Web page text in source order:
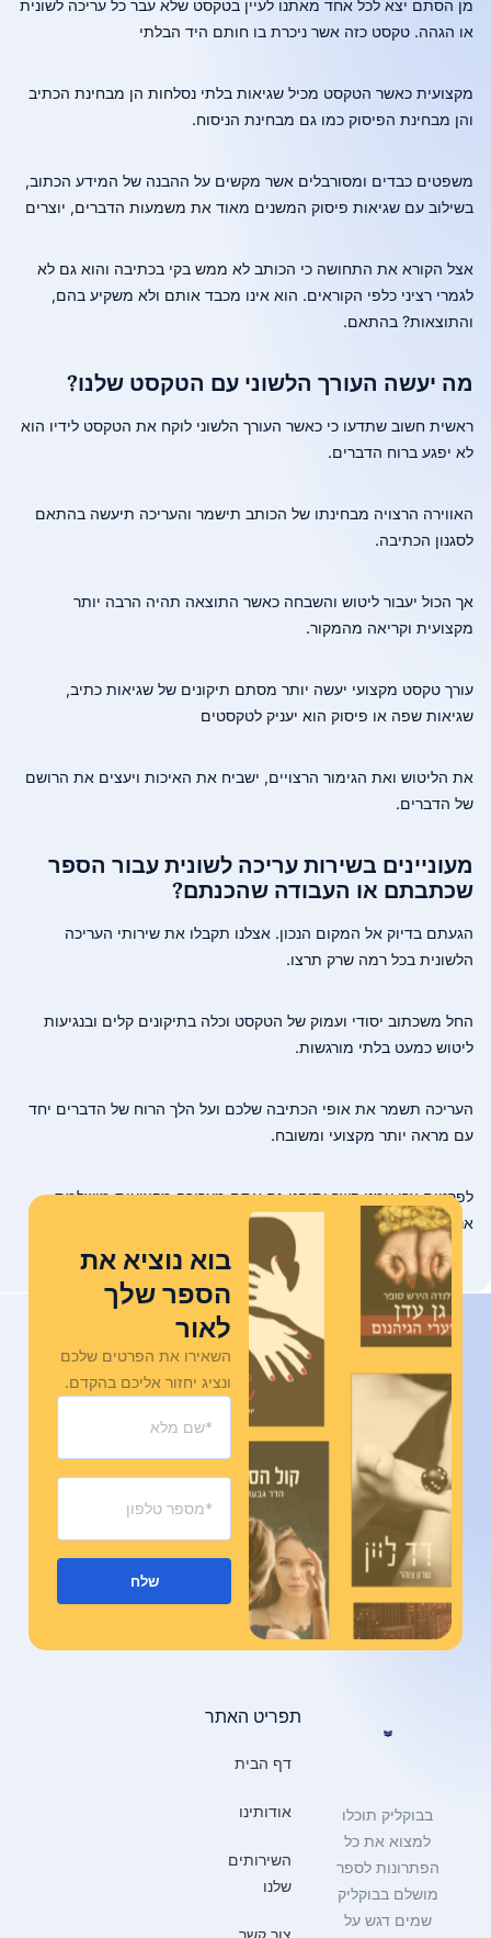
מן הסתם יצא לכל אחד מאתנו לעיין בטקסט שלא עבר כל עריכה לשונית
או הגהה. טקסט כזה אשר ניכרת בו חותם היד הבלתי
מקצועית כאשר הטקסט מכיל שגיאות בלתי נסלחות הן מבחינת הכתיב
והן מבחינת הפיסוק כמו גם מבחינת הניסוח.
משפטים כבדים ומסורבלים אשר מקשים על ההבנה של המידע הכתוב,
בשילוב עם שגיאות פיסוק המשנים מאוד את משמעות הדברים, יוצרים
אצל הקורא את התחושה כי הכותב לא ממש בקי בכתיבה והוא גם לא
לגמרי רציני כלפי הקוראים. הוא אינו מכבד אותם ולא משקיע בהם,
והתוצאות? בהתאם.
מה יעשה העורך הלשוני עם הטקסט שלנו?
ראשית חשוב שתדעו כי כאשר העורך הלשוני לוקח את הטקסט לידיו הוא
לא יפגע ברוח הדברים.
האווירה הרצויה מבחינתו של הכותב תישמר והעריכה תיעשה בהתאם
לסגנון הכתיבה.
אך הכול יעבור ליטוש והשבחה כאשר התוצאה תהיה הרבה יותר
מקצועית וקריאה מהמקור.
עורך טקסט מקצועי יעשה יותר מסתם תיקונים של שגיאות כתיב,
שגיאות שפה או פיסוק הוא יעניק לטקסטים
את הליטוש ואת הגימור הרצויים, ישביח את האיכות ויעצים את הרושם
של הדברים.
מעוניינים בשירות עריכה לשונית עבור הספר
שכתבתם או העבודה שהכנתם?
הגעתם בדיוק אל המקום הנכון. אצלנו תקבלו את שירותי העריכה
הלשונית בכל רמה שרק תרצו.
החל משכתוב יסודי ועמוק של הטקסט וכלה בתיקונים קלים ובנגיעות
ליטוש כמעט בלתי מורגשות.
העריכה תשמר את אופי הכתיבה שלכם ועל הלך הרוח של הדברים יחד
עם מראה יותר מקצועי ומשובח.
לפרטים צרו עמנו קשר ותיהנו גם אתם מעריכה מקצועית מושלמת.
אנו עונים די מהר, נסו אותנו, תוך שעה תקבלו תשובה 🙂
בוא נוציא את
הספר שלך
לאור
השאירו את הפרטים שלכם
ונציג יחזור אליכם בהקדם.
שלח
בבוקליק תוכלו
למצוא את כל
הפתרונות לספר
מושלם בבוקליק
שמים דגש על
תפריט האתר
דף הבית
אודותינו
השירותים
שלנו